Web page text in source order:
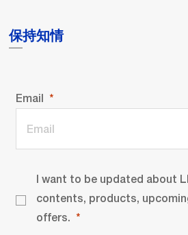
保持知情
Email
I want to be updated about
contents, products,
offers.